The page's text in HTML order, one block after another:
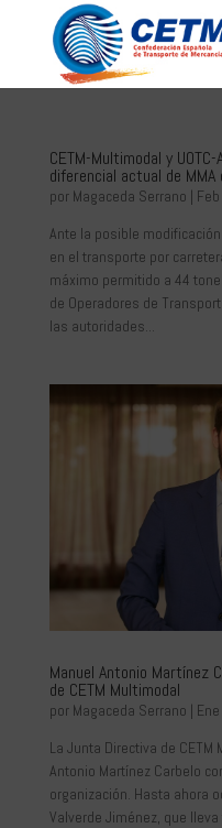
CETM-Multimodal y
diferencial actual de
por Magaceda Serrano |
Ante la posible
en el transporte por
máximo permitido a 44
de Operadores de
las autoridades...
Manuel Antonio Martínez
de CETM Multimodal
por Magaceda Serrano |
La Junta Directiva de
Antonio Martínez Carbelo
organización. Hasta ahora
Valverde Jiménez, que